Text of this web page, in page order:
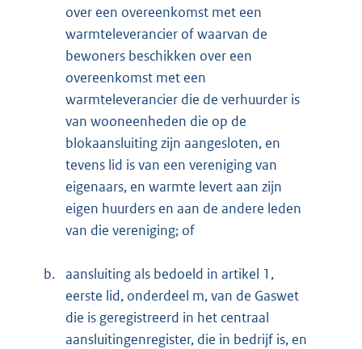
over een overeenkomst met een
warmteleverancier of waarvan de
bewoners beschikken over een
overeenkomst met een
warmteleverancier die de verhuurder is
van wooneenheden die op de
blokaansluiting zijn aangesloten, en
tevens lid is van een vereniging van
eigenaars, en warmte levert aan zijn
eigen huurders en aan de andere leden
van die vereniging; of
b. aansluiting als bedoeld in artikel 1,
eerste lid, onderdeel m, van de Gaswet
die is geregistreerd in het centraal
aansluitingenregister, die in bedrijf is, en